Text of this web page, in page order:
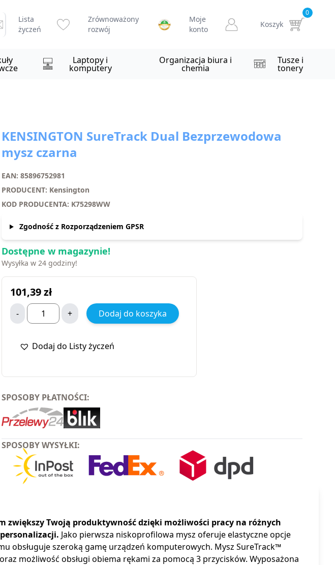
Lista
życzeń
Zrównoważony
rozwój
Moje
konto
Koszyk
0
Laptopy i
komputery
Organizacja biura i
chemia
Tusze i
tonery
KENSINGTON SureTrack Dual Bezprzewodowa
mysz czarna
EAN: 85896752981
PRODUCENT: Kensington
KOD PRODUCENTA: K75298WW
Zgodność z Rozporządzeniem GPSR
Dostępne w magazynie!
Wysyłka w 24 godziny!
101,39zł
- + Dodaj do koszyka
Dodaj do Listy życzeń
SPOSOBY PŁATNOŚCI:
SPOSOBY WYSYŁKI:
zwiększy Twoją produktywność dzięki możliwości pracy na różnych
Jako pierwsza niskoprofilowa mysz oferuje elastyczne opcje
obsługuje szeroką gamę urządzeń komputerowych. Mysz SureTrack™
możliwość obsługi obiema rękami za pomocą 3 przycisków. Wyposażona